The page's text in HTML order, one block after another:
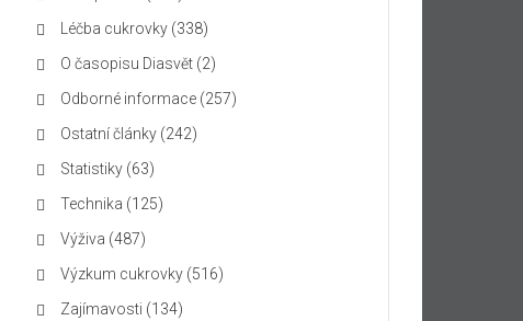
Léčba cukrovky (338)
O časopisu Diasvět (2)
Odborné informace (257)
Ostatní články (242)
Statistiky (63)
Technika (125)
Výživa (487)
Výzkum cukrovky (516)
Zajímavosti (134)